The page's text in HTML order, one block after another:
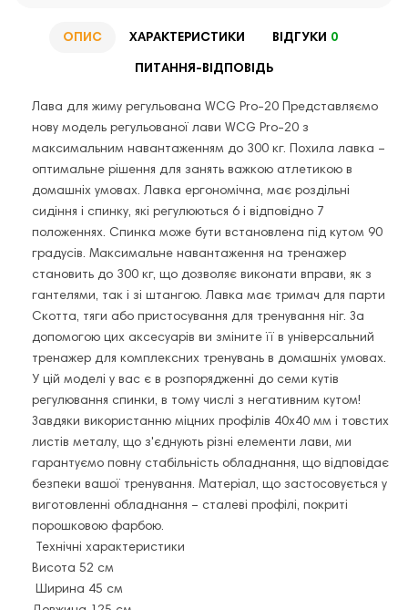
ОПИС ХАРАКТЕРИСТИКИ ВІДГУКИ 0
ПИТАННЯ-ВІДПОВІДЬ
Лава для жиму регульована WCG Pro-20 Представляємо
нову модель регульованої лави WCG Pro-20 з
максимальним навантаженням до 300 кг. Похила лавка –
оптимальне рішення для занять важкою атлетикою в
домашніх умовах. Лавка ергономічна, має роздільні
сидіння і спинку, які регулюються 6 і відповідно 7
положеннях. Спинка може бути встановлена під кутом 90
градусів. Максимальне навантаження на тренажер
становить до 300 кг, що дозволяє виконати вправи, як з
гантелями, так і зі штангою. Лавка має тримач для парти
Скотта, тяги або пристосування для тренування ніг. За
допомогою цих аксесуарів ви зміните її в універсальний
тренажер для комплексних тренувань в домашніх умовах.
У цій моделі у вас є в розпорядженні до семи кутів
регулювання спинки, в тому числі з негативним кутом!
Завдяки використанню міцних профілів 40x40 мм і товстих
листів металу, що з'єднують різні елементи лави, ми
гарантуємо повну стабільність обладнання, що відповідає
безпеки вашої тренування. Матеріал, що застосовується у
виготовленні обладнання – сталеві профілі, покриті
порошковою фарбою.
Технічні характеристики
Висота 52 см
Ширина 45 см